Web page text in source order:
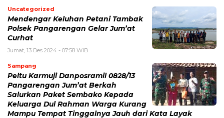
Uncategorized
Mendengar Keluhan Petani Tambak
Polsek Pangarengan Gelar Jum’at
Curhat
Jumat, 13 Des 2024 - 07:58 WIB
Sampang
Peltu Karmuji Danposramil 0828/13
Pangarengan Jum’at Berkah
Salurkan Paket Sembako Kepada
Keluarga Dul Rahman Warga Kurang
Mampu Tempat Tinggalnya Jauh dari Kata Layak